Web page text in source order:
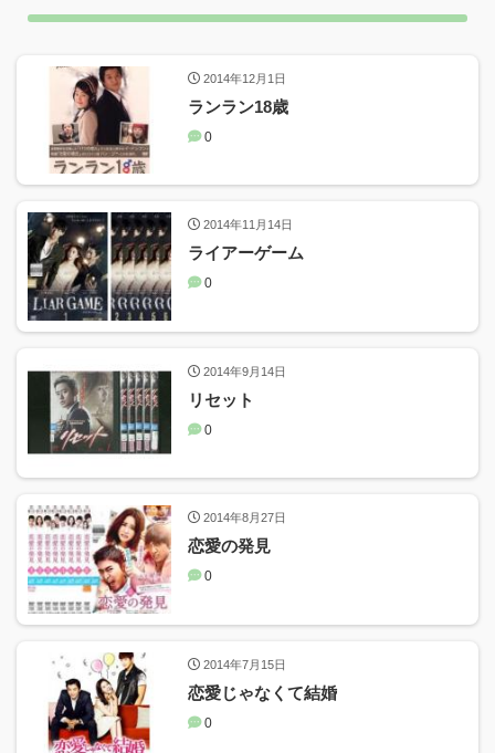
2014年12月1日
ランラン18歳
0
2014年11月14日
ライアーゲーム
0
2014年9月14日
リセット
0
2014年8月27日
恋愛の発見
0
2014年7月15日
恋愛じゃなくて結婚
0